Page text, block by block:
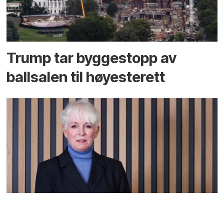
Trump tar byggestopp av
ballsalen til høyesterett